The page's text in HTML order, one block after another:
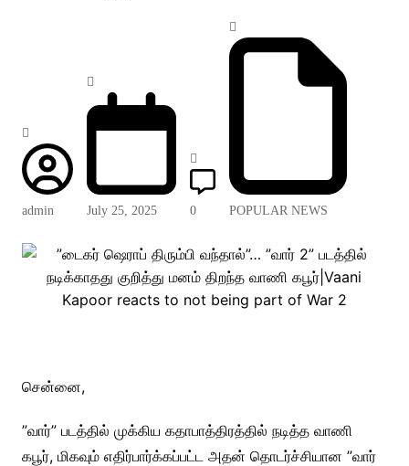
admin July 25, 2025 0 POPULAR NEWS
சென்னை,
”வார்” படத்தில் முக்கிய கதாபாத்திரத்தில் நடித்த வாணி
கபூர், மிகவும் எதிர்பார்க்கப்பட்ட அதன் தொடர்ச்சியான ”வார்